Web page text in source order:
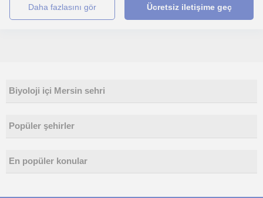
daha fazlasını gör Ücretsiz iletişime geç
Biyoloji içi Mersin sehri
Popüler şehirler
En popüler konular